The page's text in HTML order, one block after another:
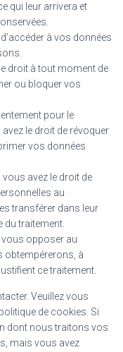
qui leur arrivera et
à vos données
droit à tout moment de
ou bloquer vos
pour le
le droit de révoquer
vos données
avez le droit de
au
transférer dans leur
du traitement.
vous opposer au
obtempérerons, à
ce traitement.
Veuillez vous
de cookies. Si
dont nous traitons vos
mais vous avez